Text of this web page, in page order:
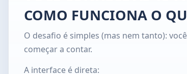
COMO FUNCIONA O
O desafio é simples (mas nem tanto):
começar a contar.
A interface é direta: